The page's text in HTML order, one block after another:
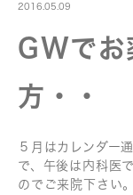
2016.05.09
GWでお
方・・
５月はカレンダー
で、午後は内科医
のでご来院下さい。